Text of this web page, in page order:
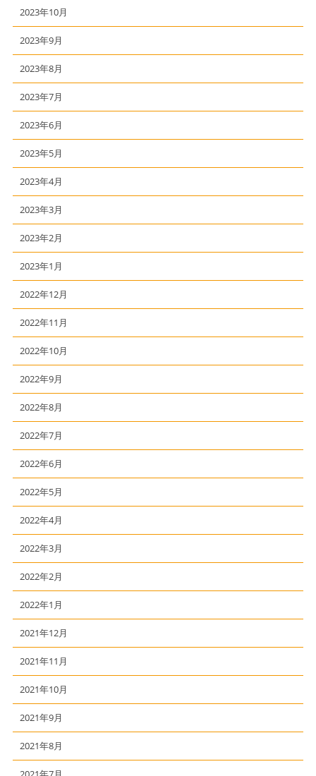
2023年10月
2023年9月
2023年8月
2023年7月
2023年6月
2023年5月
2023年4月
2023年3月
2023年2月
2023年1月
2022年12月
2022年11月
2022年10月
2022年9月
2022年8月
2022年7月
2022年6月
2022年5月
2022年4月
2022年3月
2022年2月
2022年1月
2021年12月
2021年11月
2021年10月
2021年9月
2021年8月